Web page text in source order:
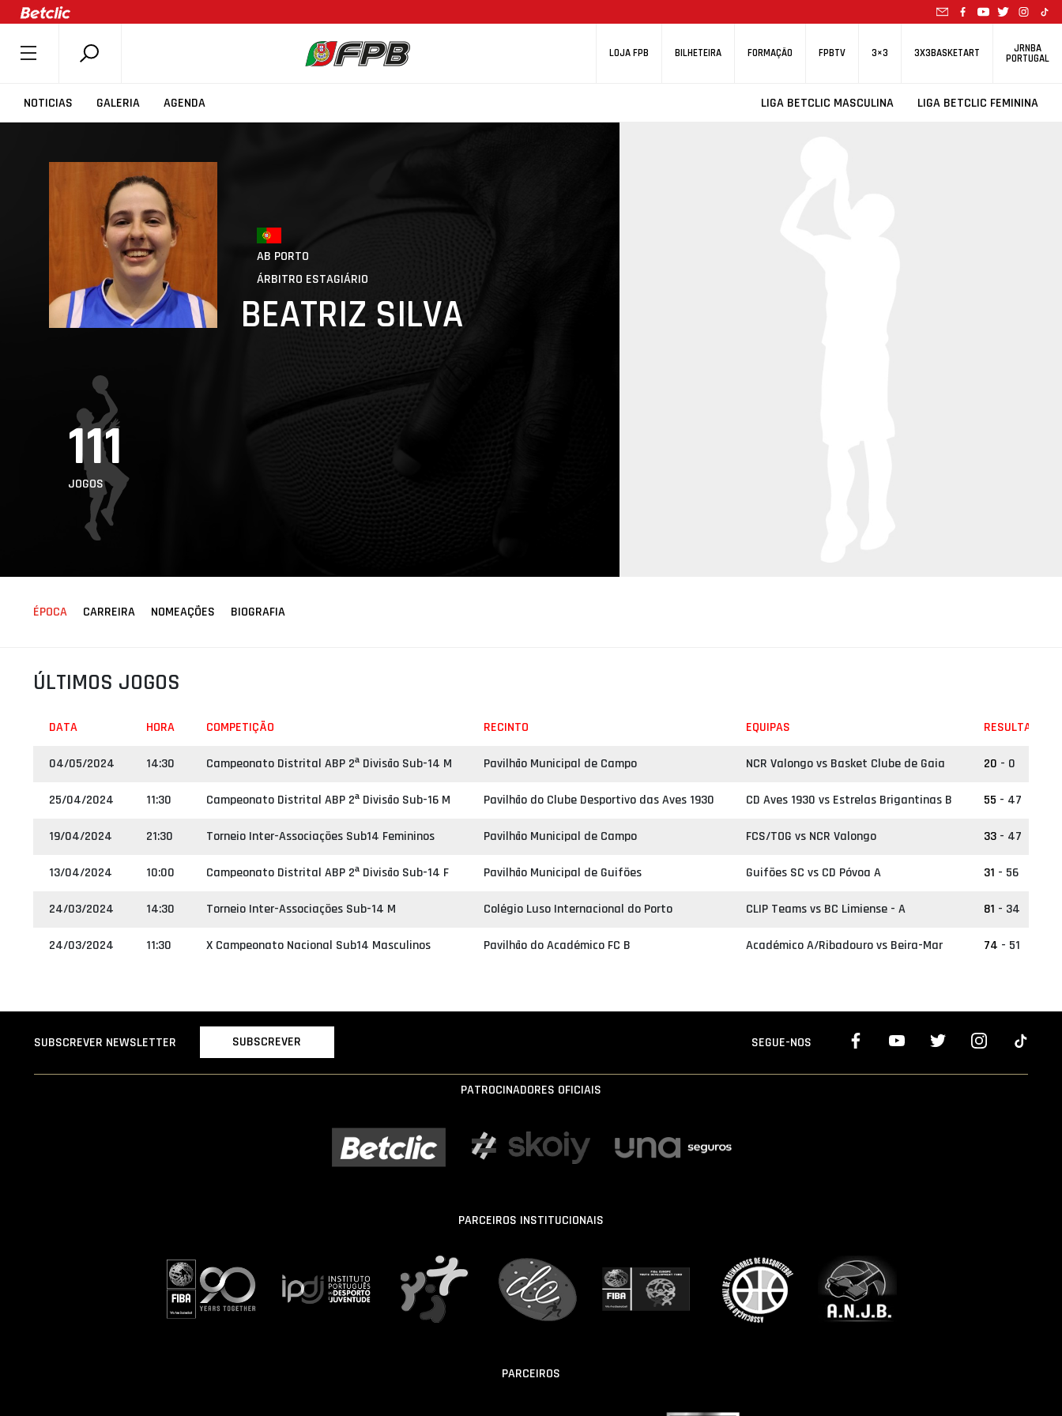
LOJA FPB BILHETEIRA FORMAÇÃO FPBTV 3×3 3X3BASKETART JRNBA
PORTUGAL
NOTICIAS GALERIA AGENDA LIGA BETCLIC MASCULINA LIGA BETCLIC FEMININA
SOBRE A FPB
DOCUMENTOS
COMPETIÇÕES
ASSOCIAÇÕES
CLUBES
AGENTES
AGENDA
SELEÇÕES
ÁREA TÉCNICA
PROJETOS
AB PORTO
ÁRBITRO ESTAGIÁRIO
BEATRIZ SILVA
111
JOGOS
ÉPOCA CARREIRA NOMEAÇÕES BIOGRAFIA
ÚLTIMOS JOGOS
DATA HORA COMPETIÇÃO RECINTO EQUIPAS RESULTADO
04/05/2024 14:30 Campeonato Distrital ABP 2ª Divisão Sub-14 M Pavilhão Municipal de Campo NCR Valongo vs Basket Clube de Gaia 20 - 0
25/04/2024 11:30 Campeonato Distrital ABP 2ª Divisão Sub-16 M Pavilhão do Clube Desportivo das Aves 1930 CD Aves 1930 vs Estrelas Brigantinas B 55 - 47
19/04/2024 21:30 Torneio Inter-Associações Sub14 Femininos Pavilhão Municipal de Campo FCS/TOG vs NCR Valongo 33 - 47
13/04/2024 10:00 Campeonato Distrital ABP 2ª Divisão Sub-14 F Pavilhão Municipal de Guifões Guifões SC vs CD Póvoa A 31 - 56
24/03/2024 14:30 Torneio Inter-Associações Sub-14 M Colégio Luso Internacional do Porto CLIP Teams vs BC Limiense - A 81 - 34
24/03/2024 11:30 X Campeonato Nacional Sub14 Masculinos Pavilhão do Académico FC B Académico A/Ribadouro vs Beira-Mar 74 - 51
SUBSCREVER NEWSLETTER SUBSCREVER SEGUE-NOS
PATROCINADORES OFICIAIS
PARCEIROS INSTITUCIONAIS
PARCEIROS